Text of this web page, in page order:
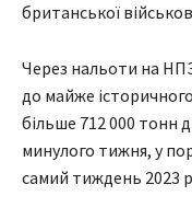
британської
Через нальоти на
до майже
більше 712 000 тонн
минулого тижня, у
самий тиждень 2023